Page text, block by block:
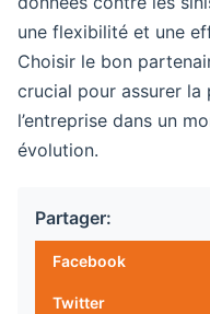
une flexibilité et une
Choisir le bon
crucial pour assurer la
l’entreprise dans un
évolution.
Partager:
Facebook
Twitter